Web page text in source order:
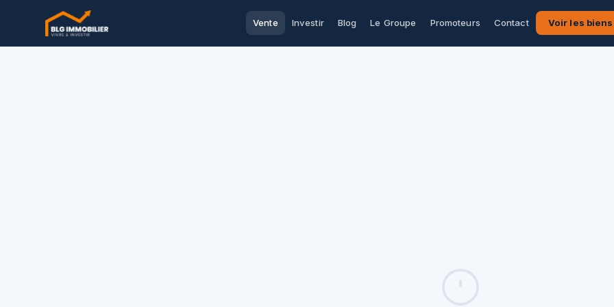
Vente Investir Blog Le Groupe Promoteurs Contact Voir les biens